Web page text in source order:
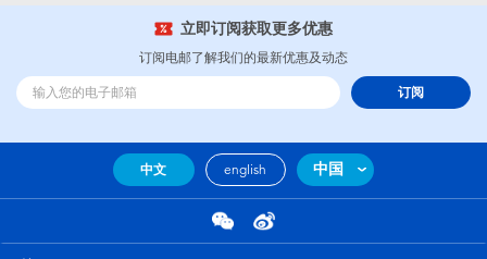
立即订阅获取更多优惠
订阅电邮了解我们的最新优惠及动态
订阅
中文 english 中国